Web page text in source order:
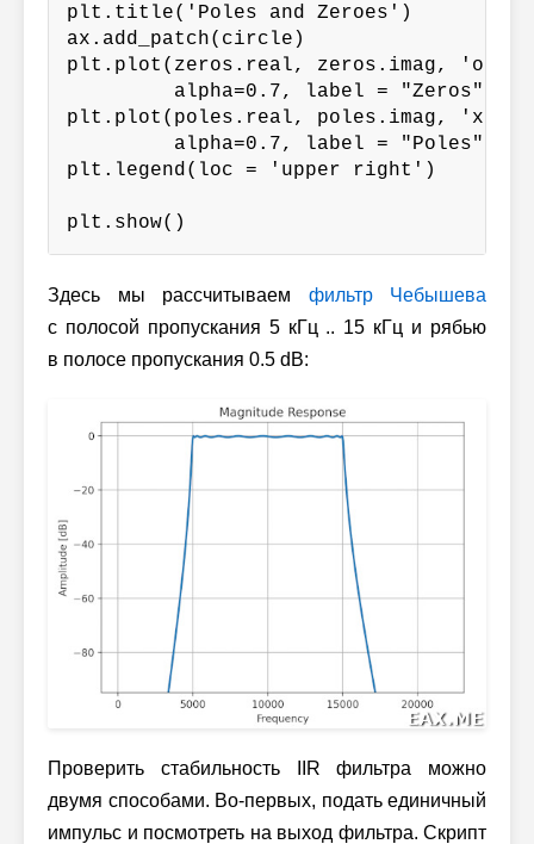
plt.title('Poles and Zeroes')
ax.add_patch(circle)
plt.plot(zeros.real, zeros.imag, 'o',
         alpha=0.7, label = "Zeros")
plt.plot(poles.real, poles.imag, 'x',
         alpha=0.7, label = "Poles")
plt.legend(loc = 'upper right')
plt.show()
Здесь мы рассчитываем фильтр Чебышева
с полосой пропускания 5 кГц .. 15 кГц и рябью
в полосе пропускания 0.5 dB:
Проверить стабильность IIR фильтра можно
двумя способами. Во-первых, подать единичный
импульс и посмотреть на выход фильтра. Скрипт